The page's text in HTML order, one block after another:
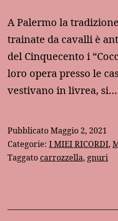
A Palermo la
trainate da cavalli è
del Cinquecento i
loro opera presso le
vestivano in livrea, si…
PubblicatoMaggio 2, 2021
Categorie: I MIEI RICORDI,
Taggatocarrozzella, gnuri